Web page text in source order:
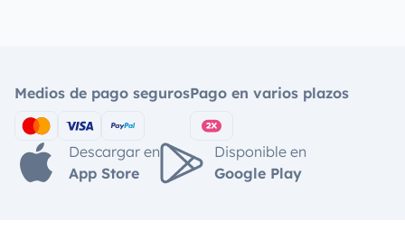
Medios de pago segurosPago en varios plazos
Descargar en
App Store
Disponible en
Google Play